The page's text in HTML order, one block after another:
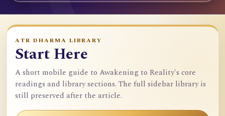
ATR DHARMA LIBRARY
Start Here
A short mobile guide to Awakening to Reality's core
readings and library sections. The full sidebar library is
still preserved after the article.